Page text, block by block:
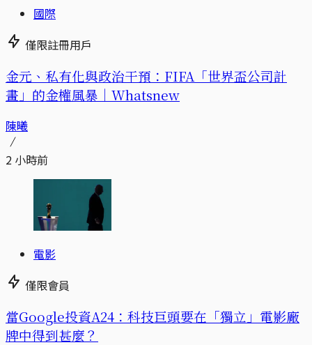
國際
僅限註冊用戶
金元、私有化與政治干預：FIFA「世界盃公司計
畫」的金權風暴｜Whatsnew
陳曦
2 小時前
電影
僅限會員
當Google投資A24：科技巨頭要在「獨立」電影廠
牌中得到甚麼？